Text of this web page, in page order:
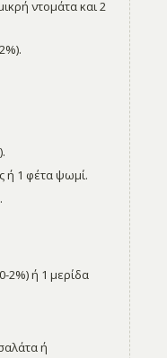
ντομάτα και 2
ή 1 φέτα ψωμί.
2%) ή 1 μερίδα
ή